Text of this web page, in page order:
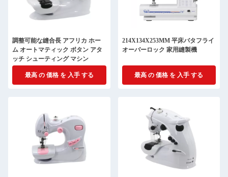
調整可能な縫合長 アフリカ ホー
ム オートマティック ボタン アタ
ッチ シューティング マシン
最高 の 価格 を 入手 する
214X134X253MM 平床バタフライ
オーバーロック 家用縫製機
最高 の 価格 を 入手 する